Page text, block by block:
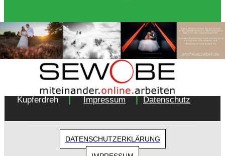
Copyright 2018 - Turnverein 1877 e.V. Essen-
Kupferdreh
Impressum Datenschutz
DATENSCHUTZERKLÄRUNG